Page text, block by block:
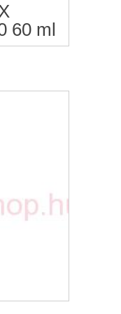
60 ml